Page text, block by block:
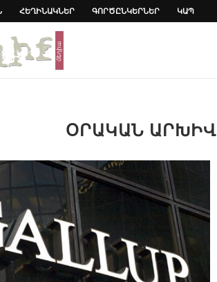
ՀԵՂԻՆԱԿՆԵՐ ԳՈՐԾԸՆԿԵՐՆԵՐ ԿԱՊ
ՕՐԱԿԱՆ ԱՐԽԻՎ